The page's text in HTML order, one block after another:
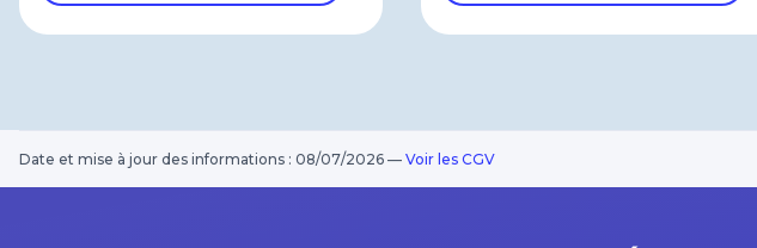
Date et mise à jour des informations : 08/07/2026 — Voir les CGV